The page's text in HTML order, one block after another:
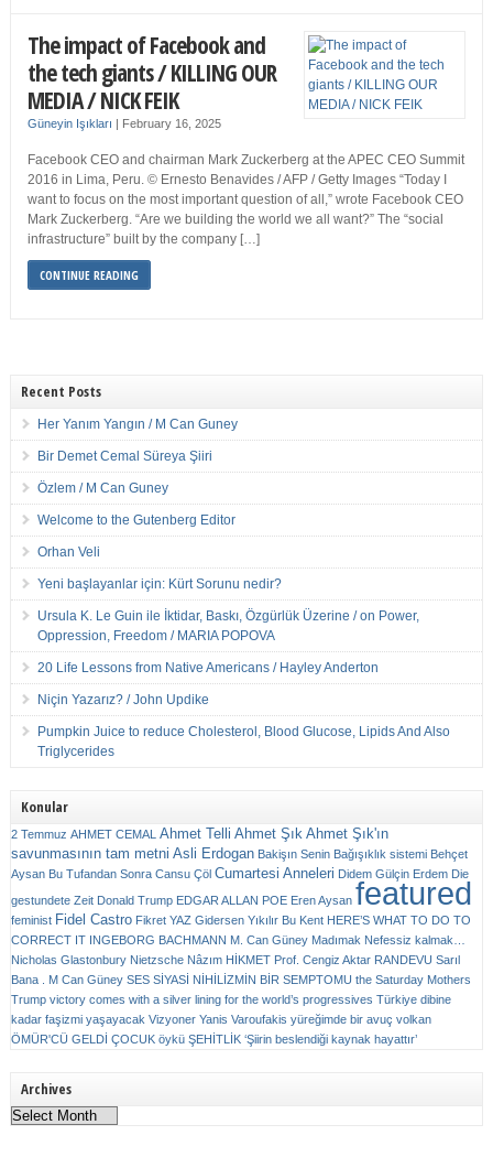
The impact of Facebook and
the tech giants / KILLING OUR
MEDIA / NICK FEIK
Güneyin Işıkları | February 16, 2025
Facebook CEO and chairman Mark Zuckerberg at the APEC CEO Summit
2016 in Lima, Peru. © Ernesto Benavides / AFP / Getty Images “Today I
want to focus on the most important question of all,” wrote Facebook CEO
Mark Zuckerberg. “Are we building the world we all want?” The “social
infrastructure” built by the company […]
CONTINUE READING
Recent Posts
Her Yanım Yangın / M Can Guney
Bir Demet Cemal Süreya Şiiri
Özlem / M Can Guney
Welcome to the Gutenberg Editor
Orhan Veli
Yeni başlayanlar için: Kürt Sorunu nedir?
Ursula K. Le Guin ile İktidar, Baskı, Özgürlük Üzerine / on Power,
Oppression, Freedom / MARIA POPOVA
20 Life Lessons from Native Americans / Hayley Anderton
Niçin Yazarız? / John Updike
Pumpkin Juice to reduce Cholesterol, Blood Glucose, Lipids And Also
Triglycerides
Konular
2 Temmuz AHMET CEMAL Ahmet Telli Ahmet Şık Ahmet Şık'ın
savunmasının tam metni Asli Erdogan Bakişın Senin Bağışıklık sistemi Behçet
Aysan Bu Tufandan Sonra Cansu Çöl Cumartesi Anneleri Didem Gülçin Erdem Die
gestundete Zeit Donald Trump EDGAR ALLAN POE Eren Aysan featured
feminist Fidel Castro Fikret YAZ Gidersen Yıkılır Bu Kent HERE’S WHAT TO DO TO
CORRECT IT INGEBORG BACHMANN M. Can Güney Madımak Nefessiz kalmak…
Nicholas Glastonbury Nietzsche Nâzım HİKMET Prof. Cengiz Aktar RANDEVU Sarıl
Bana . M Can Güney SES SİYASİ NİHİLİZMİN BİR SEMPTOMU the Saturday Mothers
Trump victory comes with a silver lining for the world’s progressives Türkiye dibine
kadar faşizmi yaşayacak Vizyoner Yanis Varoufakis yüreğimde bir avuç volkan
ÖMÜR'CÜ GELDİ ÇOCUK öykü ŞEHİTLİK ‘Şiirin beslendiği kaynak hayattır’
Archives
Archives